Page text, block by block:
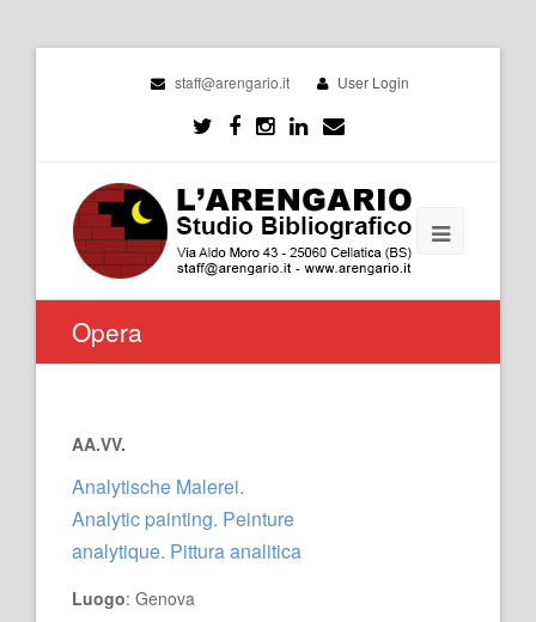
staff@arengario.it User Login
Opera
AA.VV.
Analytische Malerei.
Analytic painting. Peinture
analytique. Pittura analitica
Luogo: Genova